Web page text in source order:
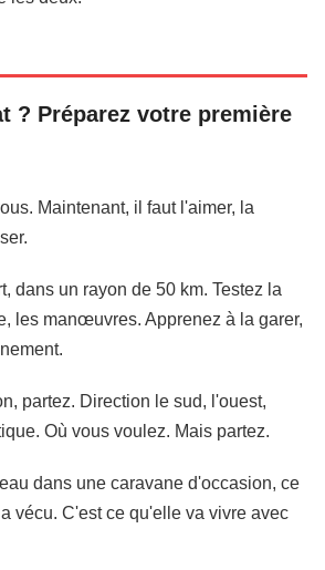
? Préparez votre première
Maintenant, il faut l'aimer, la
dans un rayon de 50 km. Testez la
les manœuvres. Apprenez à la garer,
partez. Direction le sud, l'ouest,
Où vous voulez. Mais partez.
dans une caravane d'occasion, ce
vécu. C'est ce qu'elle va vivre avec